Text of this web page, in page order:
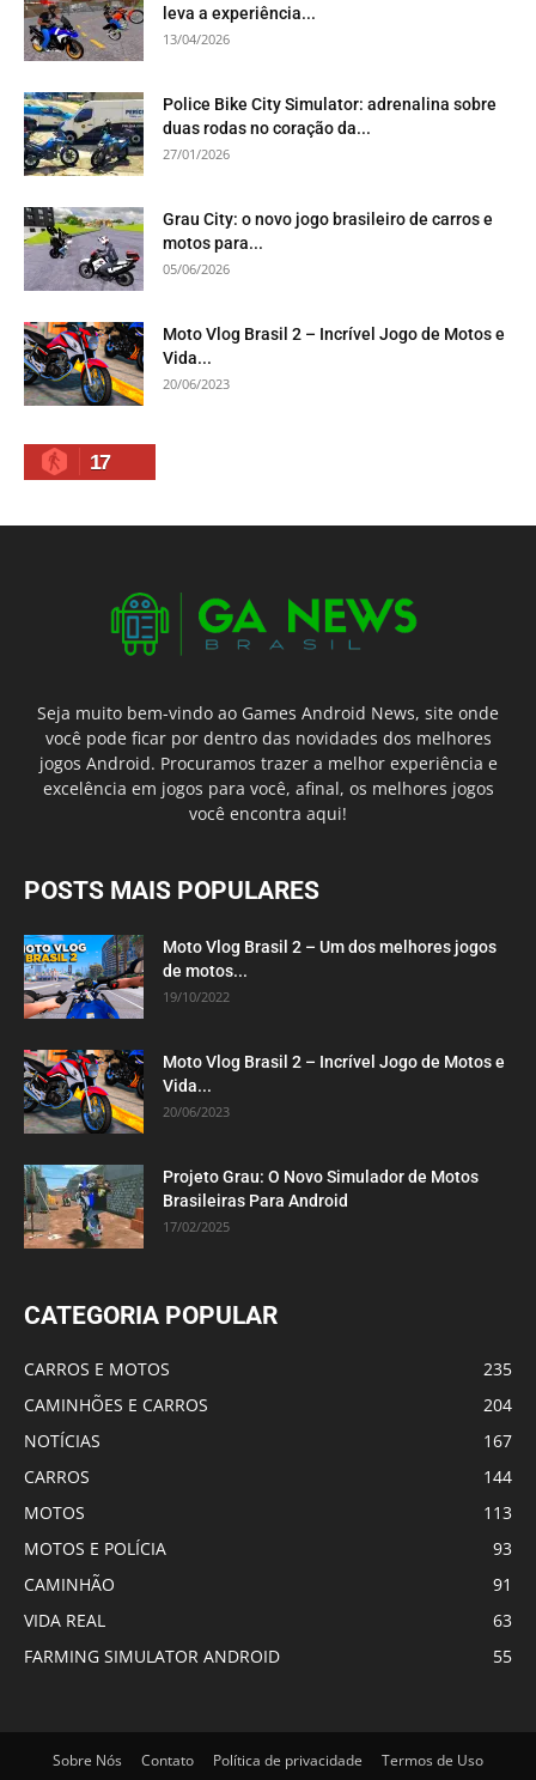
leva a experiência...
13/04/2026
Police Bike City Simulator: adrenalina sobre
duas rodas no coração da...
27/01/2026
Grau City: o novo jogo brasileiro de carros e
motos para...
05/06/2026
Moto Vlog Brasil 2 – Incrível Jogo de Motos e
Vida...
20/06/2023
17
Seja muito bem-vindo ao Games Android News, site onde
você pode ficar por dentro das novidades dos melhores
jogos Android. Procuramos trazer a melhor experiência e
excelência em jogos para você, afinal, os melhores jogos
você encontra aqui!
POSTS MAIS POPULARES
Moto Vlog Brasil 2 – Um dos melhores jogos
de motos...
19/10/2022
Moto Vlog Brasil 2 – Incrível Jogo de Motos e
Vida...
20/06/2023
Projeto Grau: O Novo Simulador de Motos
Brasileiras Para Android
17/02/2025
CATEGORIA POPULAR
CARROS E MOTOS
235
CAMINHÕES E CARROS
204
NOTÍCIAS
167
CARROS
144
MOTOS
113
MOTOS E POLÍCIA
93
CAMINHÃO
91
VIDA REAL
63
FARMING SIMULATOR ANDROID
55
Sobre Nós Contato Política de privacidade Termos de Uso